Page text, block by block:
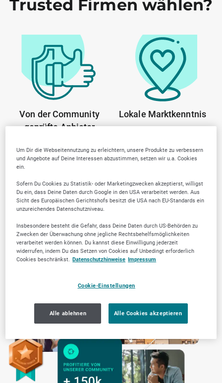
Trusted Firmen wählen?
Von der Community
geprüfte Anbieter
Lokale Marktkenntnis
Transparente Arbeitsweise
Um Dir die Webseitennutzung zu erleichtern, unsere Produkte zu verbessern
und Angebote auf Deine Interessen abzustimmen, setzen wir u.a. Cookies
ein.
Sofern Du Cookies zu Statistik- oder Marketingzwecken akzeptierst, willigst
Du ein, dass Deine Daten durch Google in den USA verarbeitet werden. Aus
Sicht des Europäischen Gerichtshofs besitzt die USA nach EU-Standards ein
unzureichendes Datenschutzniveau.
Insbesondere besteht die Gefahr, dass Deine Daten durch US-Behörden zu
Zwecken der Überwachung ohne jegliche Rechtsbehelfsmöglichkeiten
verarbeitet werden können. Du kannst diese Einwilligung jederzeit
widerrufen, indem Du das Setzen von Cookies auf Unbedingt erforderlich
Cookies beschränkst. Datenschutzhinweise Impressum
Cookie-Einstellungen
Alle ablehnen Alle Cookies akzeptieren